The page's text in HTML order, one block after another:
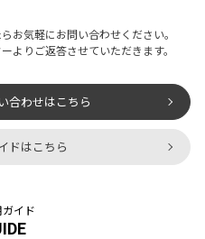
お気軽にお問い合わせください。
よりご返答させていただきます。
合わせはこちら
ドはこちら
ガイド